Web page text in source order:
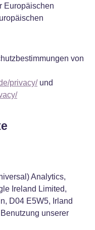
Europäischen
von
privacy/und
Analytics,
Ireland Limited,
D04 E5W5, Irland
unserer